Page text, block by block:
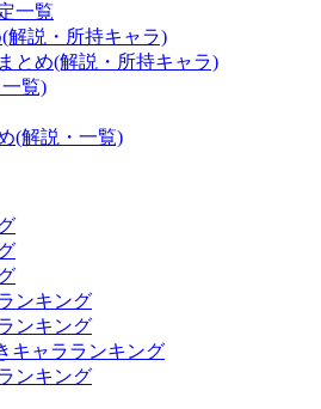
一覧
解説・所持キャラ)
とめ(解説・所持キャラ)
覧)
(解説・一覧)
ンキング
ンキング
キャラランキング
ンキング